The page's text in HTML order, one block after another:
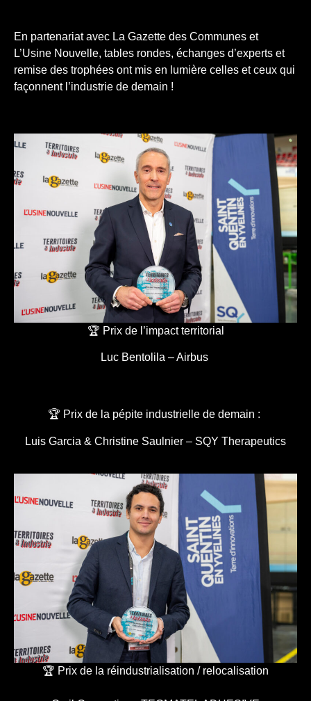
En partenariat avec La Gazette des Communes et
L’Usine Nouvelle, tables rondes, échanges d’experts et
remise des trophées ont mis en lumière celles et ceux qui
façonnent l’industrie de demain !
🏆 Prix de l’impact territorial
Luc Bentolila – Airbus
🏆 Prix de la pépite industrielle de demain :
Luis Garcia & Christine Saulnier – SQY Therapeutics
🏆 Prix de la réindustrialisation / relocalisation